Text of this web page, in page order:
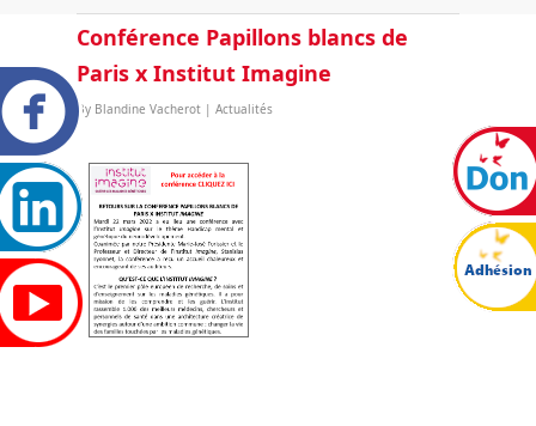
Conférence Papillons blancs de
Paris x Institut Imagine
By Blandine Vacherot | Actualités